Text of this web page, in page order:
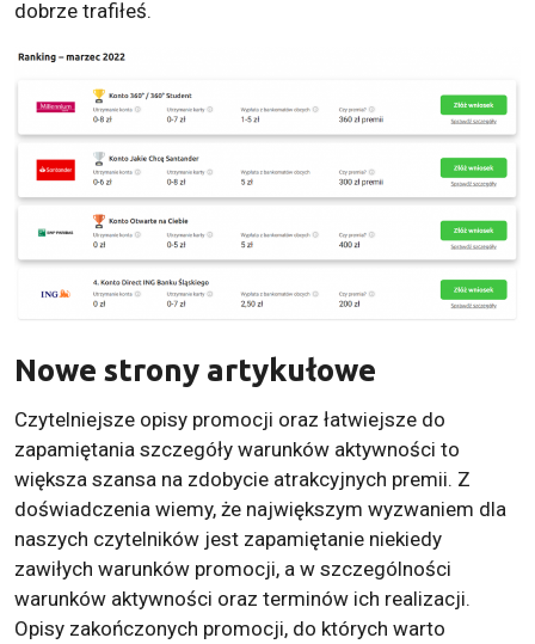
dobrze trafiłeś.
Nowe strony artykułowe
Czytelniejsze opisy promocji oraz łatwiejsze do
zapamiętania szczegóły warunków aktywności to
większa szansa na zdobycie atrakcyjnych premii. Z
doświadczenia wiemy, że największym wyzwaniem dla
naszych czytelników jest zapamiętanie niekiedy
zawiłych warunków promocji, a w szczególności
warunków aktywności oraz terminów ich realizacji.
Opisy zakończonych promocji, do których warto